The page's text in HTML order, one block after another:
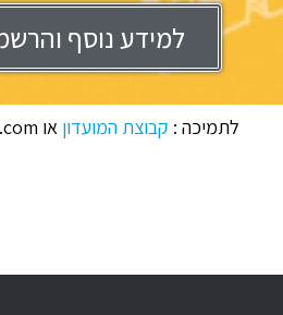
למידע נוסף
לתמיכה : קבוצת המועדון או bomsite4u@gmail.com